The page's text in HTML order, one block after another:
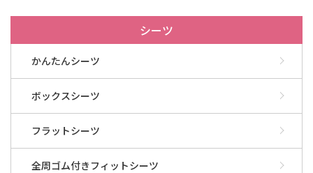
シーツ
かんたんシーツ
ボックスシーツ
フラットシーツ
全周ゴム付きフィットシーツ